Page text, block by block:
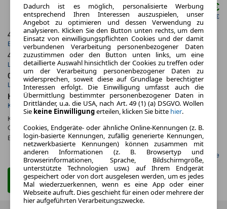
ab mtl.339,00 €
netto mtl. 284,87 €
4.2023
Erstzulassung
10.000,0 km
Jahrliche Fahrleistung
48 Monate
Laufzeit
60.518 km
Kilometerstand
0.7
Leasingfaktor
ca. 120 kW (163 PS)
Leistung
Hybrid
Kraftstoff
Kraftstoffverbr.¹:
CO
-Emissionen*:ca. 28 g/km(komb.)
Effizienzklasse: B
Gefunden auf LeasingMarkt.de
Zum Leasing Angebot
Dadurch ist es möglich, personalisierte Werbung
entsprechend Ihren Interessen auszuspielen, unser
Angebot zu optimieren und dessen Verwendung zu
analysieren. Klicken Sie den Button unten rechts, um dem
Einsatz von einwilligungspflichten Cookies und der damit
verbundenen Verarbeitung personenbezogener Daten
zuzustimmen oder den Button unten links, um eine
detaillierte Auswahl hinsichtlich der Cookies zu treffen oder
um der Verarbeitung personenbezogener Daten zu
widersprechen, soweit diese auf Grundlage berechtigter
Interessen erfolgt. Die Einwilligung umfasst auch die
Übermittlung bestimmter personenbezogener Daten in
Drittländer, u.a. die USA, nach Art. 49 (1) (a) DSGVO. Wollen
Sie keine Einwilligungerteilen, klicken Sie bitte hier.
Cookies, Endgeräte- oder ähnliche Online-Kennungen (z. B.
login-basierte Kennungen, zufällig generierte Kennungen,
netzwerkbasierte Kennungen) können zusammen mit
anderen Informationen (z. B. Browsertyp und
Browserinformationen, Sprache, Bildschirmgröße,
unterstützte Technologien usw.) auf Ihrem Endgerät
gespeichert oder von dort ausgelesen werden, um es jedes
Mal wiederzuerkennen, wenn es eine App oder einer
Webseite aufruft. Dies geschieht für einen oder mehrere der
hier aufgeführten Verarbeitungszwecke.